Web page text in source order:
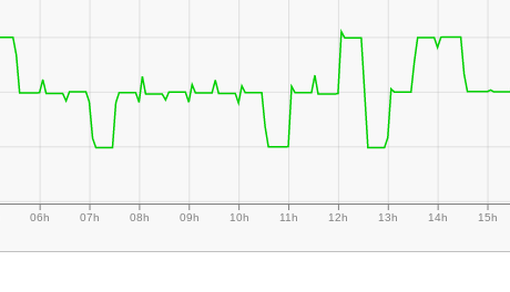
06h 07h 08h 09h 10h 11h 12h 13h 14h 15h